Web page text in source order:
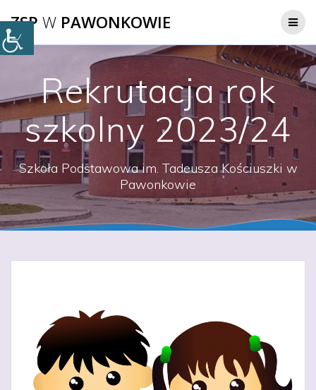
do
ZSP W PAWONKOWIE
Rekrutacja rok
szkolny 2023/24
Szkoła Podstawowa im. Tadeusza Kościuszki w
Pawonkowie